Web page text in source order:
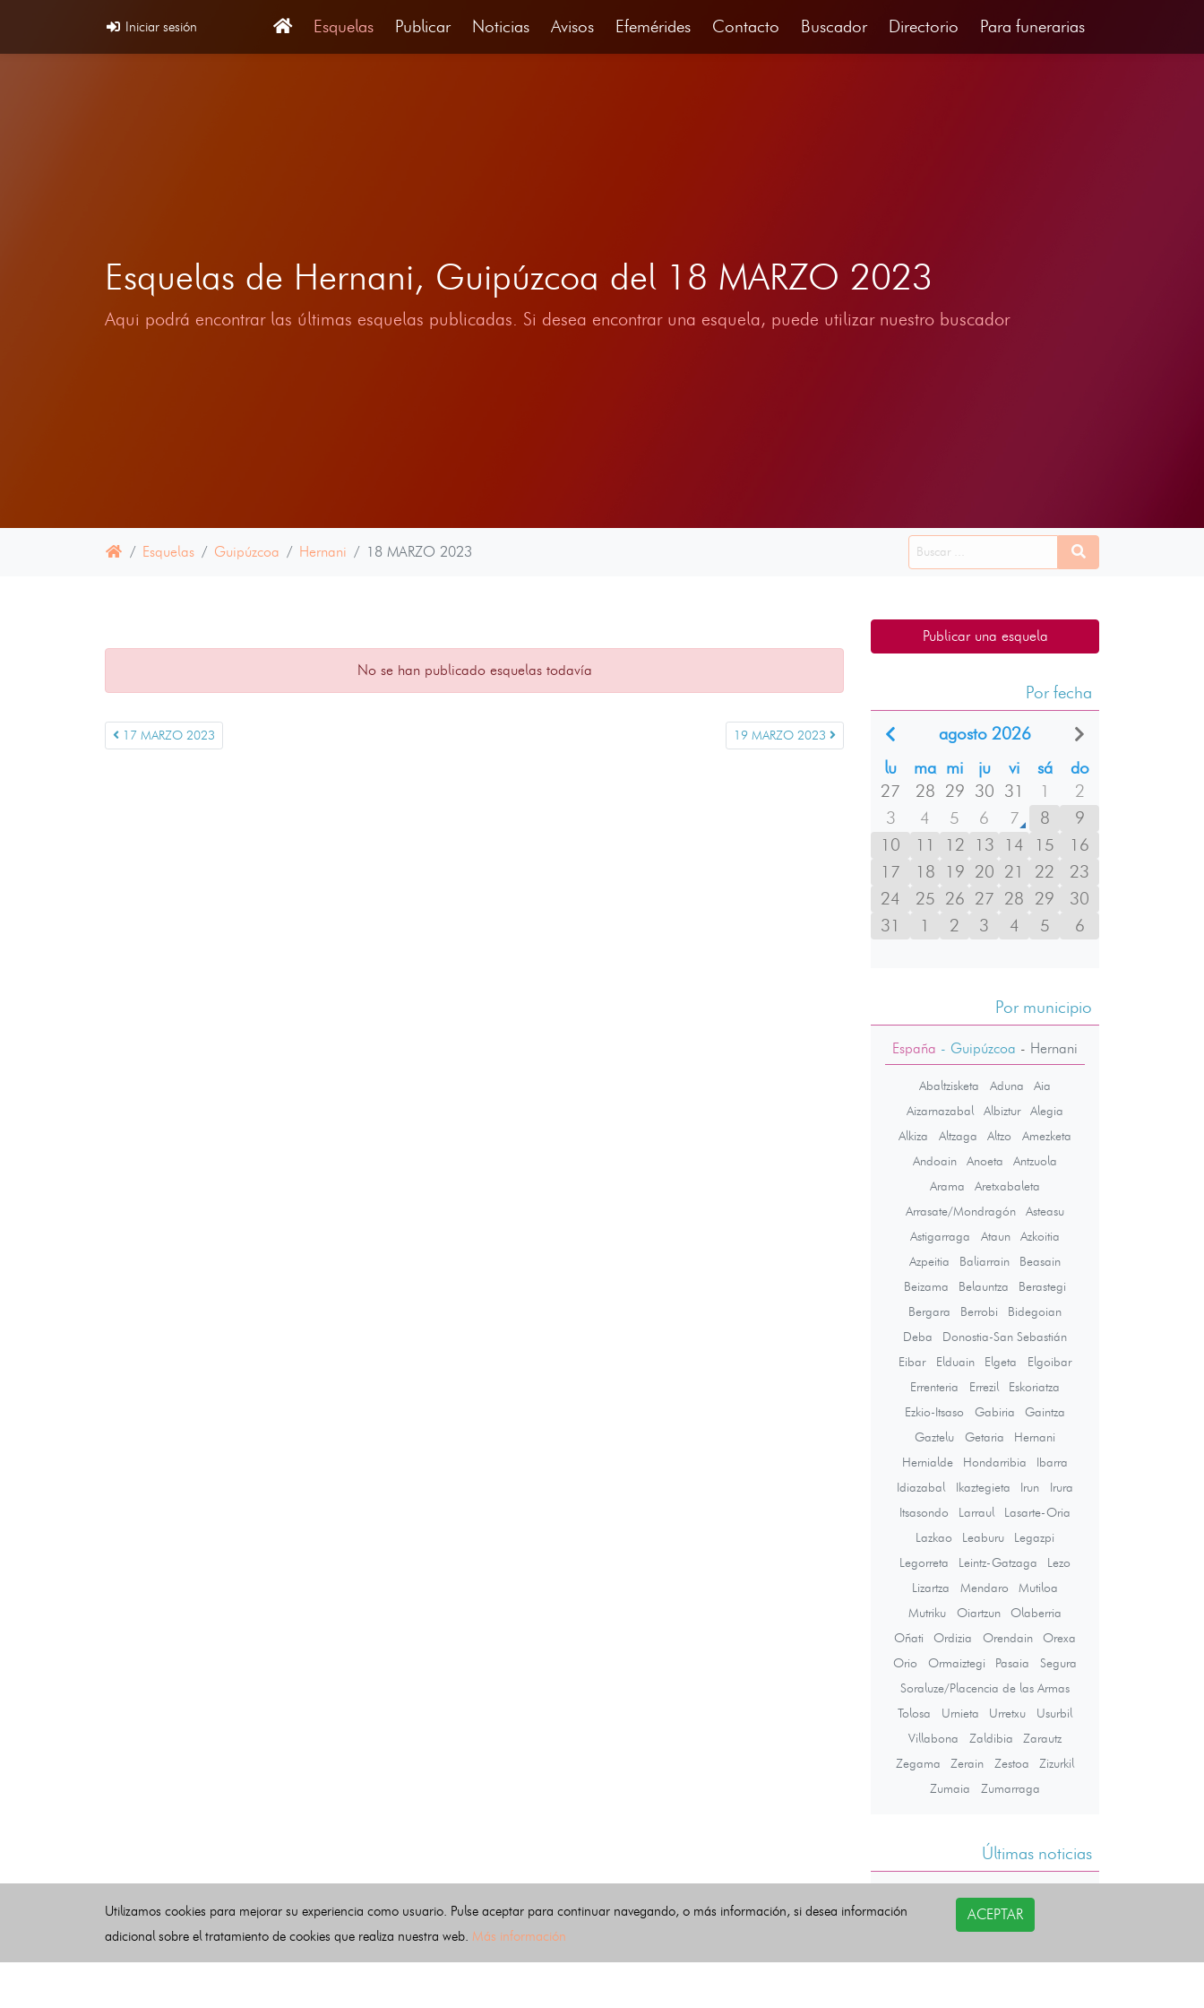
Iniciar sesión Esquelas Publicar Noticias Avisos Efemérides Contacto Buscador Directorio Para funerarias
Esquelas de Hernani, Guipúzcoa del 18 MARZO 2023
Aqui podrá encontrar las últimas esquelas publicadas. Si desea encontrar una esquela, puede utilizar nuestro buscador
Esquelas Guipúzcoa Hernani 18 MARZO 2023
No se han publicado esquelas todavía
17 MARZO 2023 19 MARZO 2023
Publicar una esquela
Por fecha
agosto 2026
lu
ma mi ju vi sá
do
27
28 29 30 31 1
2
3
4 5 6 7 8
9
10
11 12 13 14 15
16
17
18 19 20 21 22
23
24
25 26 27 28 29
30
31
1 2 3 4 5 6
Por municipio
España - Guipúzcoa - Hernani
Abaltzisketa Aduna
Aia
Aizarnazabal
Albiztur
Alegia
Alkiza
Altzaga Altzo
Amezketa
Andoain
Anoeta
Antzuola
Arama
Aretxabaleta
Arrasate/Mondragón
Asteasu
Astigarraga
Ataun
Azkoitia
Azpeitia
Baliarrain
Beasain
Beizama
Belauntza
Berastegi
Bergara
Berrobi
Bidegoian
Deba
Donostia-San Sebastián
Eibar
Elduain Elgeta
Elgoibar
Errenteria
Errezil
Eskoriatza
Ezkio-Itsaso
Gabiria
Gaintza
Gaztelu
Getaria
Hernani
Hernialde
Hondarribia
Ibarra
Idiazabal
Ikaztegieta Irun
Irura
Itsasondo
Larraul
Lasarte-Oria
Lazkao
Leaburu
Legazpi
Legorreta
Leintz-Gatzaga
Lezo
Lizartza
Mendaro
Mutiloa
Mutriku
Oiartzun
Olaberria
Oñati
Ordizia Orendain
Orexa
Orio
Ormaiztegi Pasaia
Segura
Soraluze/Placencia de las Armas
Tolosa
Urnieta Urretxu
Usurbil
Villabona
Zaldibia
Zarautz
Zegama
Zerain Zestoa
Zizurkil
Zumaia
Zumarraga
Últimas noticias
Utilizamos cookies para mejorar su experiencia como usuario. Pulse aceptar para continuar navegando, o más información, si desea información
adicional sobre el tratamiento de cookies que realiza nuestra web. Más información
ACEPTAR